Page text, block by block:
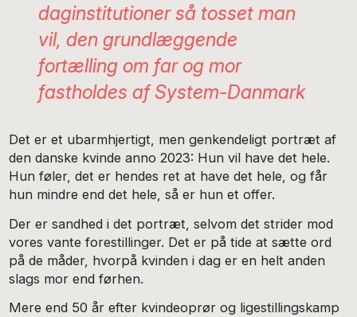
daginstitutioner så tosset man
vil, den grundlæggende
fortælling om far og mor
fastholdes af System-Danmark
Det er et ubarmhjertigt, men genkendeligt portræt af
den danske kvinde anno 2023: Hun vil have det hele.
Hun føler, det er hendes ret at have det hele, og får
hun mindre end det hele, så er hun et offer.
Der er sandhed i det portræt, selvom det strider mod
vores vante forestillinger. Det er på tide at sætte ord
på de måder, hvorpå kvinden i dag er en helt anden
slags mor end førhen.
Mere end 50 år efter kvindeoprør og ligestillingskamp